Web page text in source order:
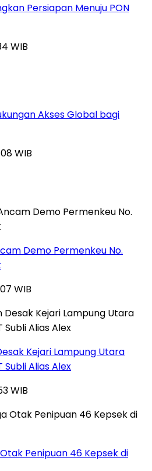
Persiapan Menuju PON
WIB
Akses Global bagi
WIB
Demo Permenkeu No.
WIB
Kejari Lampung Utara
Subli Alias Alex
WIB
Penipuan 46 Kepsek di